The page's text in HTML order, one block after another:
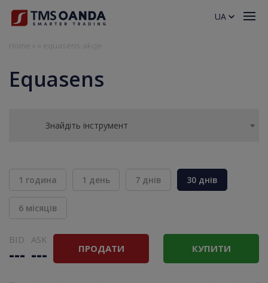
Equasens
Знайдіть інструмент
1 година 1 день 7 днів 30 днів
6 місяців
BID
---
ASK
--- ПРОДАТИ КУПИТИ
UA